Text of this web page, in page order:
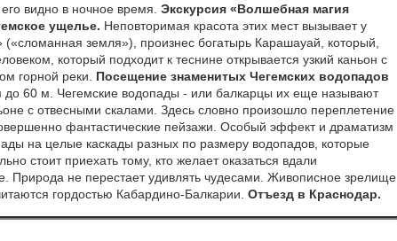
видно в ночное время. Экскурсия «Волшебная магия
ущелье. Неповторимая красота этих мест вызывает у
(«сломанная земля»), произнес богатырь Карашауай, который,
который подходит к теснине открывается узкий каньон с
горной реки. Посещение знаменитых Чегемских водопадов
до 60 м. Чегемские водопады - или балкарцы их еще называют
с отвесными скалами. Здесь словно произошло переплетение
фантастические пейзажи. Особый эффект и драматизм
на целые каскады разных по размеру водопадов, которые
стоит приехать тому, кто желает оказаться вдали
Природа не перестает удивлять чудесами. Живописное зрелище
гордостью Кабардино-Балкарии. Отъезд в Краснодар.